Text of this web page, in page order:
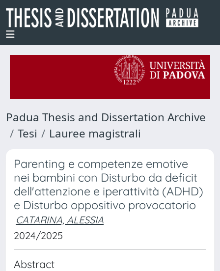
Padua Thesis and Dissertation Archive
Tesi
Lauree magistrali
Parenting e competenze emotive
nei bambini con Disturbo da deficit
dell'attenzione e iperattività (ADHD)
e Disturbo oppositivo provocatorio
CATARINA, ALESSIA
2024/2025
Abstract